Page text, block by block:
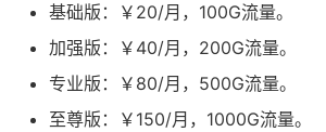
基础版：￥20/月，100G流量。
加强版：￥40/月，200G流量。
专业版：￥80/月，500G流量。
至尊版：￥150/月，1000G流量。